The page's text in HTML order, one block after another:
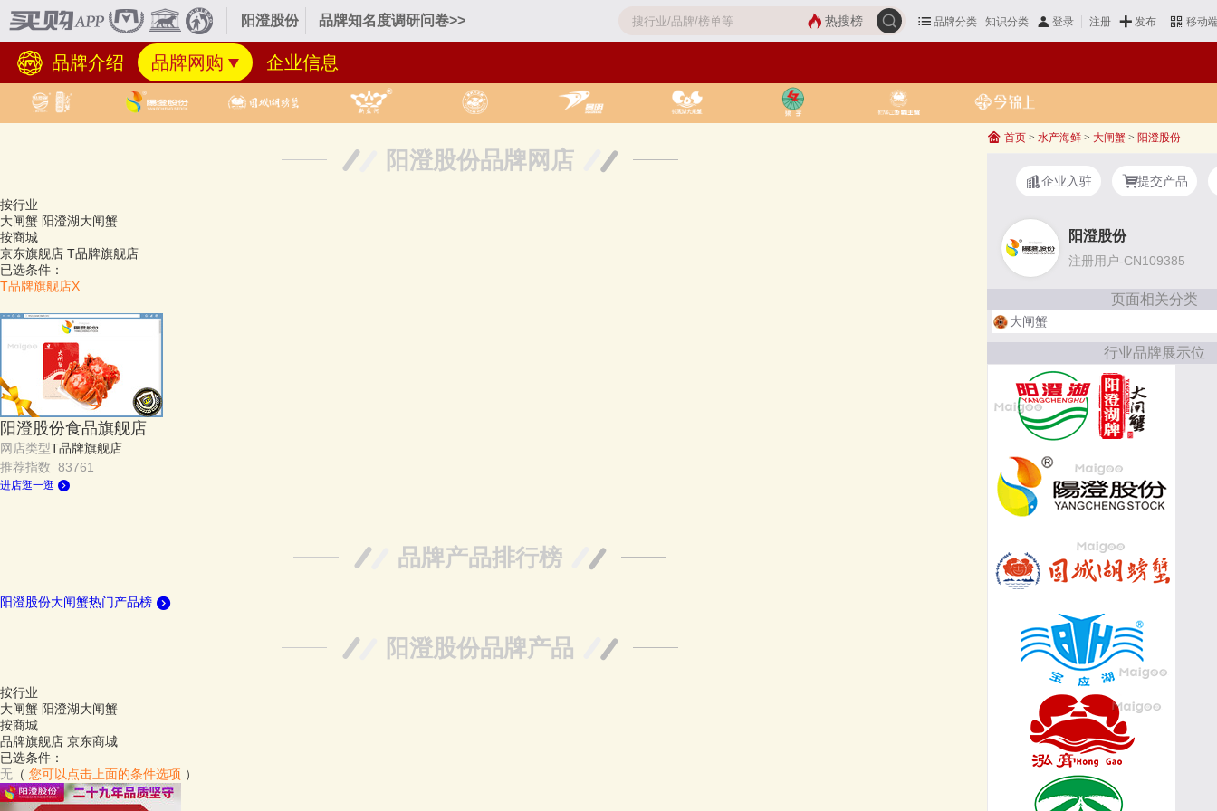
阳澄股份 品牌知名度调研问卷>> 品牌分类 知识分类 登录 注册 发布 移动
热搜榜
品牌介绍 品牌网购 企业信息
阳澄股份品牌网店
按行业
大闸蟹 阳澄湖大闸蟹
按商城
京东旗舰店 T品牌旗舰店
已选条件：
T品牌旗舰店X
阳澄股份食品旗舰店
网店类型T品牌旗舰店
推荐指数 83761
进店逛一逛
品牌产品排行榜
阳澄股份大闸蟹热门产品榜
阳澄股份品牌产品
按行业
大闸蟹 阳澄湖大闸蟹
按商城
品牌旗舰店 京东商城
已选条件：
无 （ 您可以点击上面的条件选项 ）
首页 > 水产海鲜 > 大闸蟹 > 阳澄股份
企业入驻 提交产品
阳澄股份
注册用户-CN109385
页面相关分类
大闸蟹
行业品牌展示位